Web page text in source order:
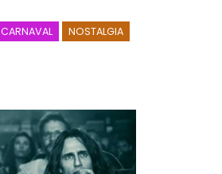
CARNAVAL NOSTALGIA